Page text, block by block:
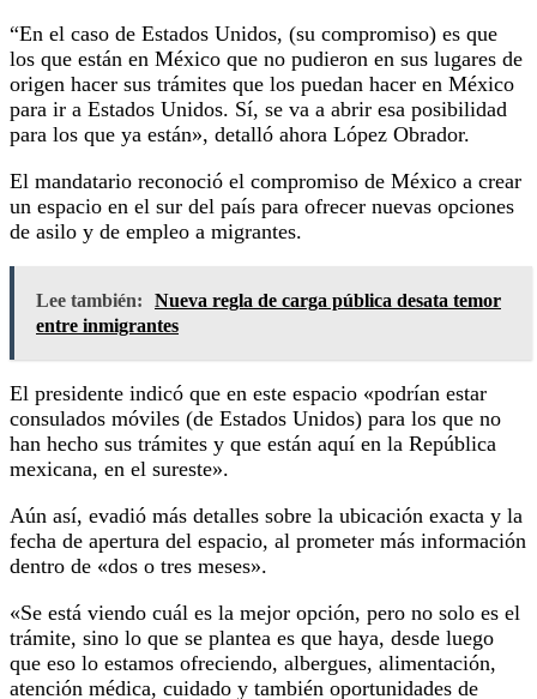
“En el caso de Estados Unidos, (su compromiso) es que
los que están en México que no pudieron en sus lugares de
origen hacer sus trámites que los puedan hacer en México
para ir a Estados Unidos. Sí, se va a abrir esa posibilidad
para los que ya están», detalló ahora López Obrador.
El mandatario reconoció el compromiso de México a crear
un espacio en el sur del país para ofrecer nuevas opciones
de asilo y de empleo a migrantes.
Lee también:
Nueva regla de carga pública desata temor
entre inmigrantes
El presidente indicó que en este espacio «podrían estar
consulados móviles (de Estados Unidos) para los que no
han hecho sus trámites y que están aquí en la República
mexicana, en el sureste».
Aún así, evadió más detalles sobre la ubicación exacta y la
fecha de apertura del espacio, al prometer más información
dentro de «dos o tres meses».
«Se está viendo cuál es la mejor opción, pero no solo es el
trámite, sino lo que se plantea es que haya, desde luego
que eso lo estamos ofreciendo, albergues, alimentación,
atención médica, cuidado y también oportunidades de